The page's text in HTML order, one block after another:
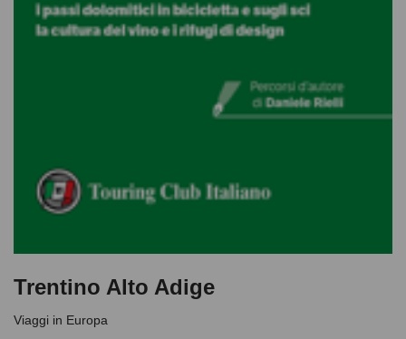
Trentino Alto Adige
Viaggi in Europa